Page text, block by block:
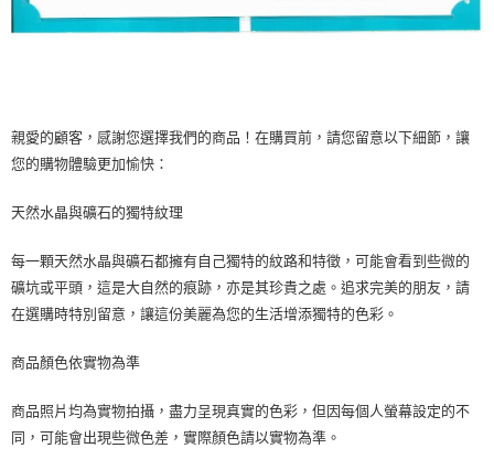
親愛的顧客，感謝您選擇我們的商品！在購買前，請您留意以下細節，讓
您的購物體驗更加愉快：
天然水晶與礦石的獨特紋理
每一顆天然水晶與礦石都擁有自己獨特的紋路和特徵，可能會看到些微的
礦坑或平頭，這是大自然的痕跡，亦是其珍貴之處。追求完美的朋友，請
在選購時特別留意，讓這份美麗為您的生活增添獨特的色彩。
商品顏色依實物為準
商品照片均為實物拍攝，盡力呈現真實的色彩，但因每個人螢幕設定的不
同，可能會出現些微色差，實際顏色請以實物為準。